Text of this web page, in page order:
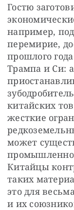
Гостю
например,
перемирие,
прошлого
Трампа и Си:
китайских
жесткие
может
Китайцы
таких
это для
и их